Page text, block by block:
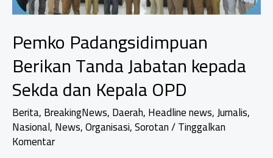
Pemko Padangsidimpuan
Berikan Tanda Jabatan kepada
Sekda dan Kepala OPD
Berita,BreakingNews,Daerah,Headline news,Jurnalis,
Nasional,News,Organisasi,Sorotan/Tinggalkan
Komentar